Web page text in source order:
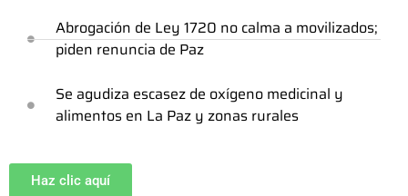
Abrogación de Ley 1720 no calma a movilizados;
piden renuncia de Paz
Se agudiza escasez de oxígeno medicinal y
alimentos en La Paz y zonas rurales
Haz clic aquí